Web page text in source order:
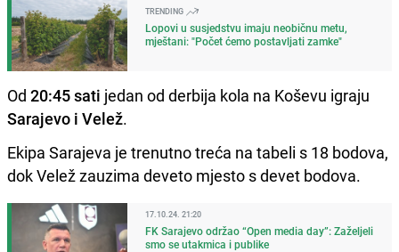
TRENDING
Lopovi u susjedstvu imaju neobičnu metu,
mještani: "Počet ćemo postavljati zamke"
Od 20:45 sati jedan od derbija kola na Koševu igraju
Sarajevo i Velež.
Ekipa Sarajeva je trenutno treća na tabeli s 18 bodova,
dok Velež zauzima deveto mjesto s devet bodova.
17.10.24. 21:20
FK Sarajevo održao “Open media day”: Zaželjeli
smo se utakmica i publike